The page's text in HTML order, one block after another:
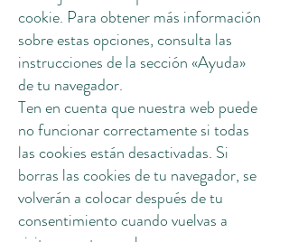
cookie. Para obtener más información
sobre estas opciones, consulta las
instrucciones de la sección «Ayuda»
de tu navegador.
Ten en cuenta que nuestra web puede
no funcionar correctamente si todas
las cookies están desactivadas. Si
borras las cookies de tu navegador, se
volverán a colocar después de tu
consentimiento cuando vuelvas a